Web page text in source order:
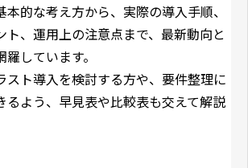
的な考え方から、実際の導入手順、
ト、運用上の注意点まで、最新動向と
しています。
スト導入を検討する方や、要件整理に
るよう、早見表や比較表も交えて解説